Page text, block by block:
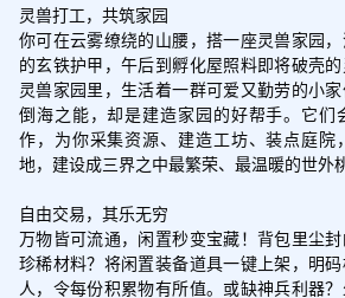
灵兽打工，共筑家园
你可在云雾缭绕的山腰，搭一座灵兽家园
的玄铁护甲，午后到孵化屋照料即将破壳
灵兽家园里，生活着一群可爱又勤劳的小
倒海之能，却是建造家园的好帮手。它们
作，为你采集资源、建造工坊、装点庭院
地，建设成三界之中最繁荣、最温暖的世外
自由交易，其乐无穷
万物皆可流通，闲置秒变宝藏！背包里尘
珍稀材料？将闲置装备道具一键上架，明
人，令每份积累物有所值。或缺神兵利器